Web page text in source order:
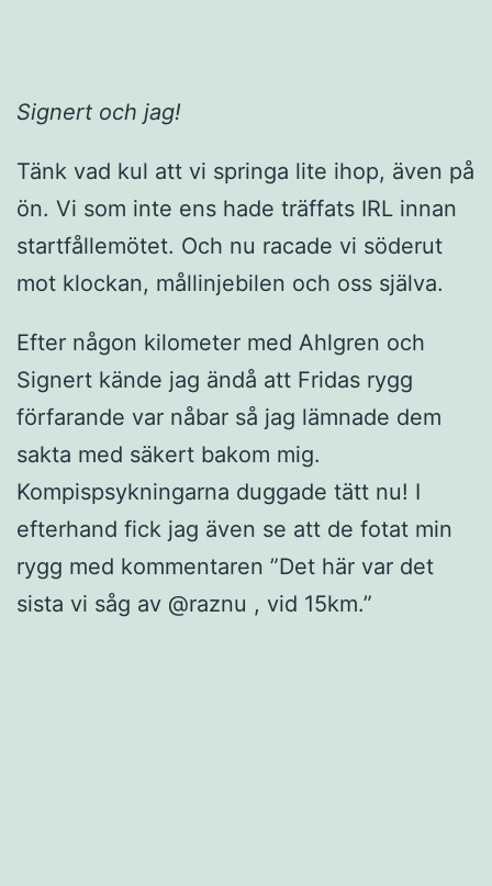
Signert och jag!
Tänk vad kul att vi springa lite ihop, även på
ön. Vi som inte ens hade träffats IRL innan
startfållemötet. Och nu racade vi söderut
mot klockan, mållinjebilen och oss själva.
Efter någon kilometer med Ahlgren och
Signert kände jag ändå att Fridas rygg
förfarande var nåbar så jag lämnade dem
sakta med säkert bakom mig.
Kompispsykningarna duggade tätt nu! I
efterhand fick jag även se att de fotat min
rygg med kommentaren ”Det här var det
sista vi såg av @raznu , vid 15km.”